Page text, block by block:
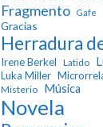
Fragmento Gafe
Gracias
Herradura
Irene Berkel Latido
Luka Miller
Misterio Música
Novela